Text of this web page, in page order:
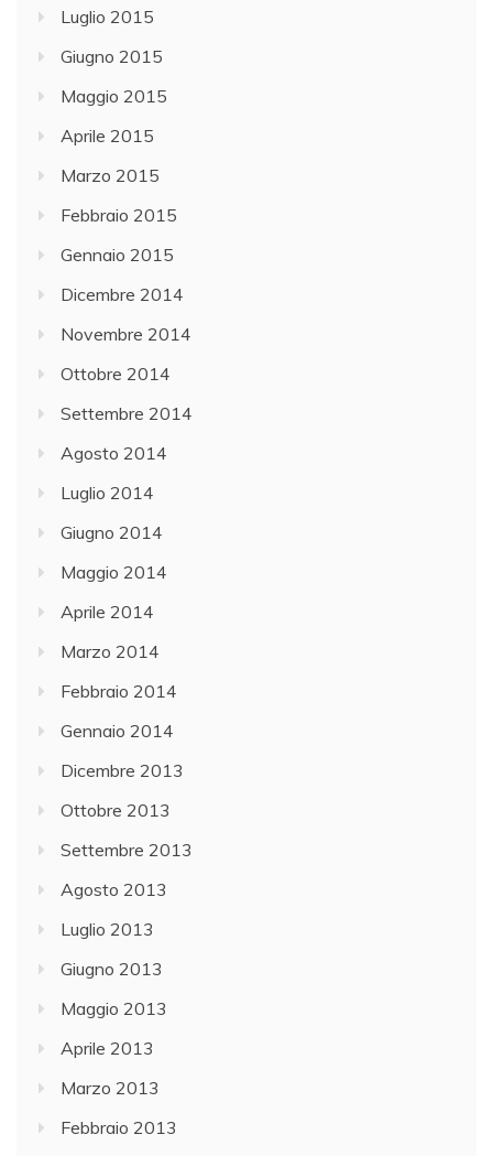
Luglio 2015
Giugno 2015
Maggio 2015
Aprile 2015
Marzo 2015
Febbraio 2015
Gennaio 2015
Dicembre 2014
Novembre 2014
Ottobre 2014
Settembre 2014
Agosto 2014
Luglio 2014
Giugno 2014
Maggio 2014
Aprile 2014
Marzo 2014
Febbraio 2014
Gennaio 2014
Dicembre 2013
Ottobre 2013
Settembre 2013
Agosto 2013
Luglio 2013
Giugno 2013
Maggio 2013
Aprile 2013
Marzo 2013
Febbraio 2013